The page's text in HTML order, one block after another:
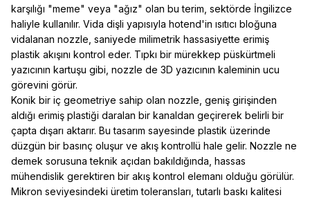
karşılığı "meme" veya "ağız" olan bu terim, sektörde İngilizce
haliyle kullanılır. Vida dişli yapısıyla hotend'in ısıtıcı bloğuna
vidalanan nozzle, saniyede milimetrik hassasiyette erimiş
plastik akışını kontrol eder. Tıpkı bir mürekkep püskürtmeli
yazıcının kartuşu gibi, nozzle de 3D yazıcının kaleminin ucu
görevini görür.
Konik bir iç geometriye sahip olan nozzle, geniş girişinden
aldığı erimiş plastiği daralan bir kanaldan geçirerek belirli bir
çapta dışarı aktarır. Bu tasarım sayesinde plastik üzerinde
düzgün bir basınç oluşur ve akış kontrollü hale gelir. Nozzle ne
demek sorusuna teknik açıdan bakıldığında, hassas
mühendislik gerektiren bir akış kontrol elemanı olduğu görülür.
Mikron seviyesindeki üretim toleransları, tutarlı baskı kalitesi